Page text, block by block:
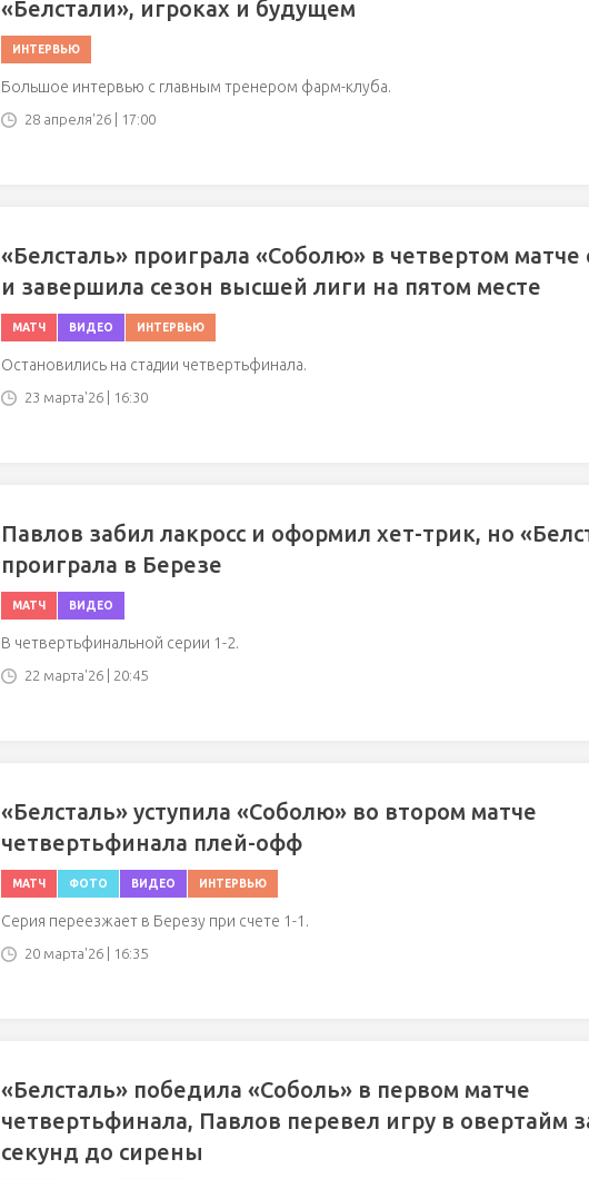
«Белстали», игроках и будущем
ИНТЕРВЬЮ
Большое интервью с главным тренером фарм-клуба.
28 апреля'26 | 17:00
«Белсталь» проиграла «Соболю» в четвертом матче
и завершила сезон высшей лиги на пятом месте
МАТЧ ВИДЕО ИНТЕРВЬЮ
Остановились на стадии четвертьфинала.
23 марта'26 | 16:30
Павлов забил лакросс и оформил хет-трик, но
проиграла в Березе
МАТЧ ВИДЕО
В четвертьфинальной серии 1-2.
22 марта'26 | 20:45
«Белсталь» уступила «Соболю» во втором матче
четвертьфинала плей-офф
МАТЧ ФОТО ВИДЕО ИНТЕРВЬЮ
Серия переезжает в Березу при счете 1-1.
20 марта'26 | 16:35
«Белсталь» победила «Соболь» в первом матче
четвертьфинала, Павлов перевел игру в овертайм
секунд до сирены